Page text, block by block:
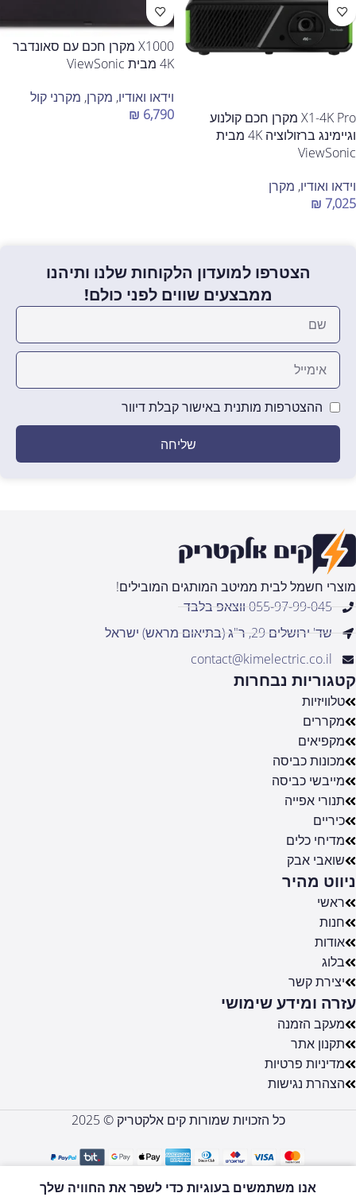
X1-4K Pro מקרן חכם קולנוע
וגיימינג ברזולוציה 4K מבית
ViewSonic
וידאו ואודיו, מקרן
₪ 7,025
X1000 מקרן חכם עם סאונדבר
4K מבית ViewSonic
וידאו ואודיו, מקרן, מקרני קול
₪ 6,790
הצטרפו למועדון הלקוחות שלנו ותיהנו
ממבצעים שווים לפני כולם!
ההצטרפות מותנית באישור קבלת דיוור
שליחה
מוצרי חשמל לבית ממיטב המותגים המובילים!
055-97-99-045 ווצאפ בלבד
שד' ירושלים 29, ר"ג (בתיאום מראש) ישראל
contact@kimelectric.co.il
קטגוריות נבחרות
טלוויזיות
מקררים
מקפיאים
מכונות כביסה
מייבשי כביסה
תנורי אפייה
כיריים
מדיחי כלים
שואבי אבק
ניווט מהיר
ראשי
חנות
אודות
בלוג
יצירת קשר
עזרה ומידע שימושי
מעקב הזמנה
תקנון אתר
מדיניות פרטיות
הצהרת נגישות
כל הזכויות שמורות קים אלקטריק © 2025
אנו משתמשים בעוגיות כדי לשפר את החוויה שלך